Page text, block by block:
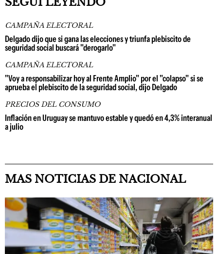
CAMPAÑA ELECTORAL
Delgado dijo que si gana las elecciones y triunfa plebiscito de
seguridad social buscará "derogarlo"
CAMPAÑA ELECTORAL
"Voy a responsabilizar hoy al Frente Amplio" por el "colapso" si se
aprueba el plebiscito de la seguridad social, dijo Delgado
PRECIOS DEL CONSUMO
Inflación en Uruguay se mantuvo estable y quedó en 4,3% interanual
a julio
MAS NOTICIAS DE NACIONAL